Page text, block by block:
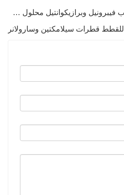
سابق : 0.3 مل للقطط مركب فيبرونيل وبرازيكوانتيل محلول سبوت أون